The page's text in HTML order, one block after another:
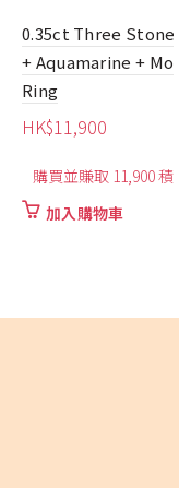
Three Stone Paraiba
+ Morganite
賺取 11,900 積分!
購物車